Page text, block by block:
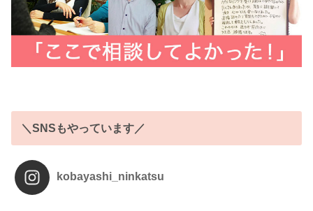
＼SNSもやっています／
kobayashi_ninkatsu